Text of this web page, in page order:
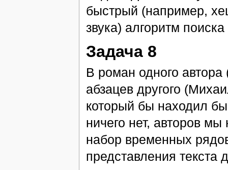
быстрый (например,
звука) алгоритм
Задача 8
В роман одного автора
абзацев другого
который бы находил бы
ничего нет, авторов
набор временных
представления текста